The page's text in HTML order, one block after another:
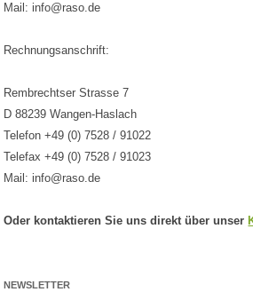
Mail: info@raso.de
Rechnungsanschrift:
Rembrechtser Strasse 7
D 88239 Wangen-Haslach
Telefon +49 (0) 7528 / 91022
Telefax +49 (0) 7528 / 91023
Mail: info@raso.de
Oder kontaktieren Sie uns direkt über unser
NEWSLETTER